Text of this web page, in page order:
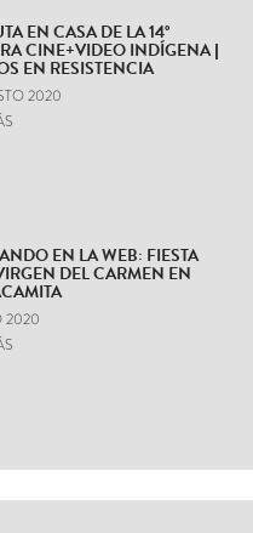
EN CASA DE LA 14°
CINE+VIDEO INDÍGENA |
EN RESISTENCIA
2020
EN LA WEB: FIESTA
DEL CARMEN EN
2020